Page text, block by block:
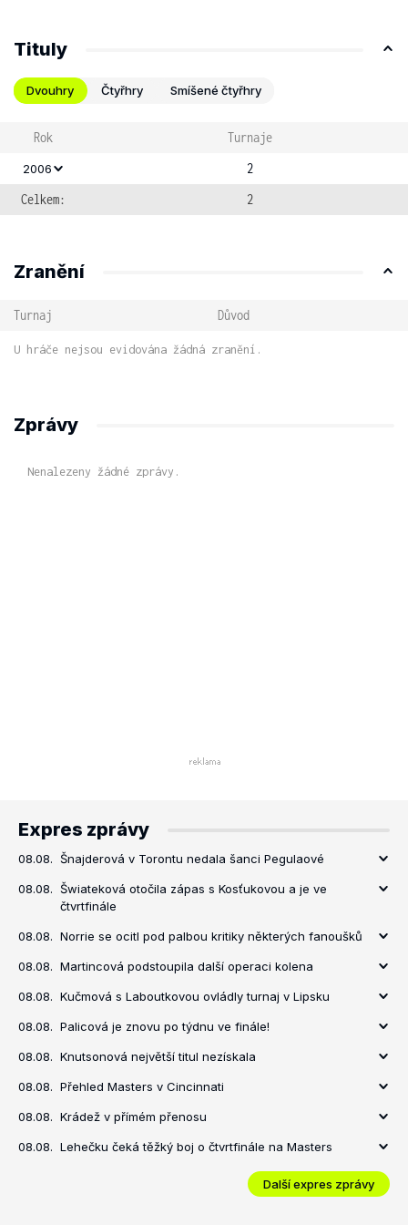
Tituly
Dvouhry Čtyřhry Smíšené čtyřhry
Rok Turnaje
2006
2
Celkem:
2
Zranění
Turnaj Důvod
U hráče nejsou evidována žádná zranění.
Zprávy
Nenalezeny žádné zprávy.
Expres zprávy
08.08. Šnajderová v Torontu nedala šanci Pegulaové
08.08. Šwiateková otočila zápas s Kosťukovou a je ve
čtvrtfinále
08.08. Norrie se ocitl pod palbou kritiky některých fanoušků
08.08. Martincová podstoupila další operaci kolena
08.08. Kučmová s Laboutkovou ovládly turnaj v Lipsku
08.08. Palicová je znovu po týdnu ve finále!
08.08. Knutsonová největší titul nezískala
08.08. Přehled Masters v Cincinnati
08.08. Krádež v přímém přenosu
08.08. Lehečku čeká těžký boj o čtvrtfinále na Masters
Další expres zprávy